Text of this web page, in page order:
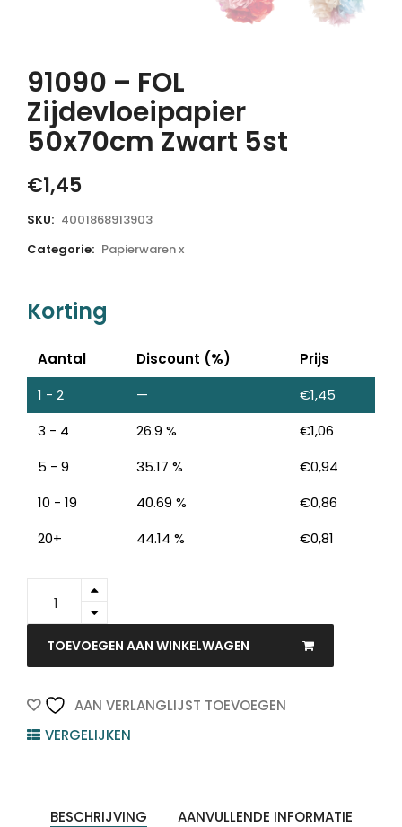
91090 – FOL
Zijdevloeipapier
50x70cm Zwart 5st
€1,45
SKU: 4001868913903
Categorie: Papierwaren x
Korting
Aantal Discount (%)
Prijs
1 - 2
— €1,45
3 - 4
26.9 % €1,06
5 - 9
35.17 % €0,94
10 - 19
40.69 % €0,86
20+
44.14 % €0,81
FOL
Zijdevloeipapier
50x70cm
5st
quantity
TOEVOEGEN AAN WINKELWAGEN
AAN VERLANGLIJST TOEVOEGEN
VERGELIJKEN
BESCHRIJVING
AANVULLENDE INFORMATIE